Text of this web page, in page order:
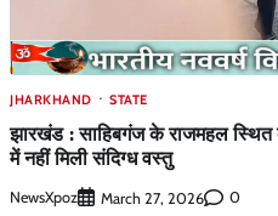
JHARKHAND STATE
झारखंड : साहिबगंज के राजमहल स्थित
में नहीं मिली संदिग्ध वस्तु
NewsXpoz March 27, 2026 0